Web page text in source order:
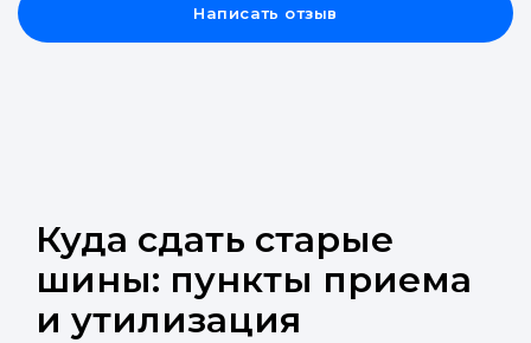
Написать отзыв
Куда сдать старые
шины: пункты приема
и утилизация